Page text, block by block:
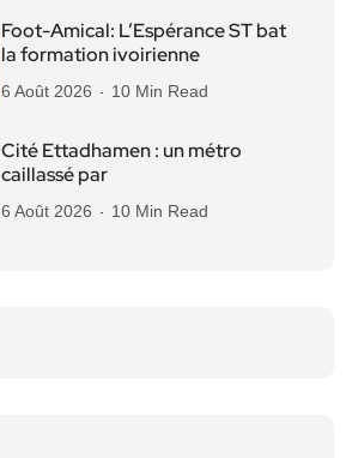
Foot-Amical: L’Espérance ST bat
la formation ivoirienne
6 Août 2026 10 Min Read
Cité Ettadhamen : un métro
caillassé par
6 Août 2026 10 Min Read